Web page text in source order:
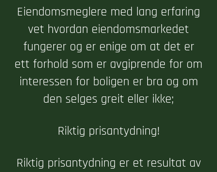
Eiendomsmeglere med lang erfaring
vet hvordan eiendomsmarkedet
fungerer og er enige om at det er
ett forhold som er avgiprende for om
interessen for boligen er bra og om
den selges greit eller ikke;
Riktig prisantydning!
Riktig prisantydning er et resultat av